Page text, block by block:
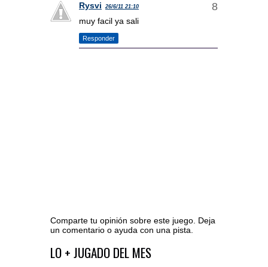
Rysvi 26/6/11 21:10
muy facil ya sali
Responder
Comparte tu opinión sobre este juego. Deja
un comentario o ayuda con una pista.
Ir al editor de comentarios
LO + JUGADO DEL MES